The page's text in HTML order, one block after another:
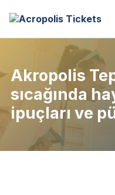
Akropolis
sıcağında
ipuçları ve